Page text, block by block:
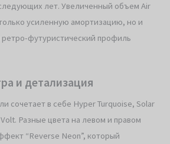
лет. Увеличенный объем Air
усиленную амортизацию, но и
футуристический профиль
и детализация
сочетает в себе Hyper Turquoise, Solar
Разные цвета на левом и правом
“Reverse Neon”, который